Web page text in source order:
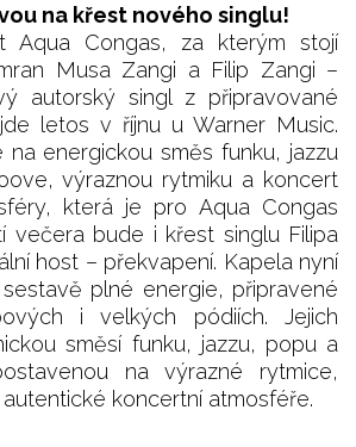
na křest nového singlu!
Aqua Congas, za kterým stojí
Musa Zangi a Filip Zangi –
autorský singl z připravované
letos v říjnu u Warner Music.
energickou směs funku, jazzu
výraznou rytmiku a koncert
která je pro Aqua Congas
večera bude i křest singlu Filipa
host – překvapení. Kapela nyní
plné energie, připravené
i velkých pódiích. Jejich
směsí funku, jazzu, popu a
na výrazné rytmice,
koncertní atmosféře.